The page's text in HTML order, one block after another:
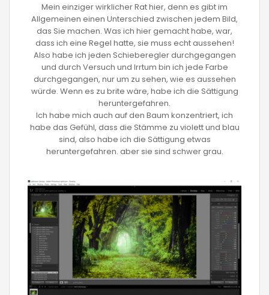
Mein einziger wirklicher Rat hier, denn es gibt im
Allgemeinen einen Unterschied zwischen jedem Bild,
das Sie machen. Was ich hier gemacht habe, war,
dass ich eine Regel hatte, sie muss echt aussehen!
Also habe ich jeden Schieberegler durchgegangen
und durch Versuch und Irrtum bin ich jede Farbe
durchgegangen, nur um zu sehen, wie es aussehen
würde. Wenn es zu brite wäre, habe ich die Sättigung
heruntergefahren.
Ich habe mich auch auf den Baum konzentriert, ich
habe das Gefühl, dass die Stämme zu violett und blau
sind, also habe ich die Sättigung etwas
heruntergefahren. aber sie sind schwer grau.